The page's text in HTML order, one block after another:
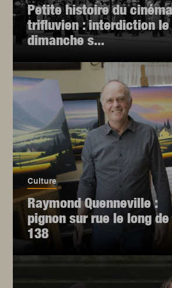
Petite histoire du
trifluvien : interdiction le
dimanche s...
Culture
Raymond Quenneville :
pignon sur rue le long
138